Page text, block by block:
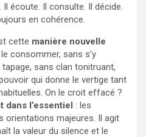
écoute. Il consulte. Il décide.
en cohérence.
cette manière nouvelle
consommer, sans s’y
sans clan tonitruant,
qui donne le vertige tant
On le croit effacé ?
dans l’essentiel : les
orientations majeures. Il agit
la valeur du silence et le